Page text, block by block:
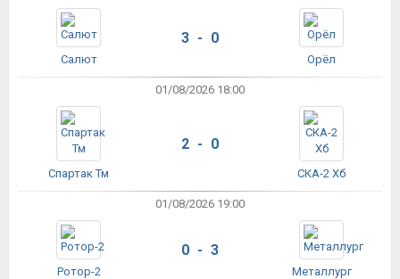
Салют
3 - 0
Орёл
01/08/2026 18:00
Спартак Тм
2 - 0
СКА-2 Хб
01/08/2026 19:00
Ротор-2
0 - 3
Металлург